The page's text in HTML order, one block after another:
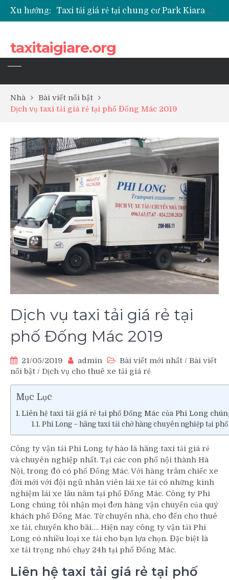
Xu hướng:
Taxi tải giá rẻ tại chung cư Park Kiara Hà Đông
Taxi tải giá rẻ tại chung cư Grande Park Phú Lãm
taxitaigiare.org
Nhà
Bài viết nổi bật
Dịch vụ taxi tải giá rẻ tại phố Đống Mác 2019
Dịch vụ taxi tải giá rẻ tại
phố Đống Mác 2019
21/05/2019 admin Bài viết mới nhất / Bài viết
nổi bật / Dịch vụ cho thuê xe tải giá rẻ
Mục Lục
Liên hệ taxi tải giá rẻ tại phố Đống Mác của Phi Long
Phi Long – hãng taxi tải chở hàng chuyên nghiệp tại phố
Công ty vận tải Phi Long tự hào là hãng taxi tải giá rẻ
và chuyên nghiệp nhất. Tại các con phố nội thành Hà
Nội, trong đó có phố Đống Mác. Với hàng trăm chiếc xe
đời mới với đội ngũ nhân viên lái xe tải có những kinh
nghiệm lái xe lâu năm tại phố Đống Mác. Công ty Phi
Long chúng tôi nhận mọi đơn hàng vận chuyển của quý
khách phố Đống Mác. Từ chuyển nhà, cho đến cho thuê
xe tải, chuyển kho bãi…. Hiện nay công ty vận tải Phi
Long có nhiều loại xe tải cho bạn lựa chọn. Đặc biệt là
xe tải trọng nhỏ chạy 24h tại phố Đống Mác.
Liên hệ taxi tải giá rẻ tại phố